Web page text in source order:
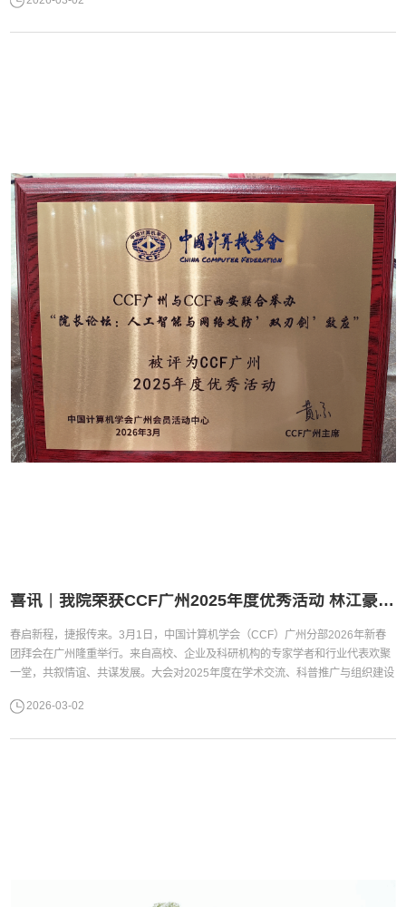
成员国和“一带一路”关键节点国家，其顶尖学府玛希隆大学的加盟，为广外信息
喜讯｜我院荣获CCF广州2025年度优秀活动 林江豪博士获评优秀会员
春启新程，捷报传来。3月1日，中国计算机学会（CCF）广州分部2026年新春
团拜会在广州隆重举行。来自高校、企业及科研机构的专家学者和行业代表欢聚
一堂，共叙情谊、共谋发展。大会对2025年度在学术交流、科普推广与组织建设
动”，林江豪博士获评“CCF广州2025年度优秀会员”，充分展现了学院在人工智能
2026-03-02